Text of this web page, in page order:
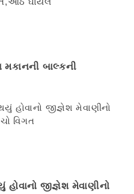
મકાનની બાલ્કની
હોવાનો જીજ્ઞેશ મેવાણીનો